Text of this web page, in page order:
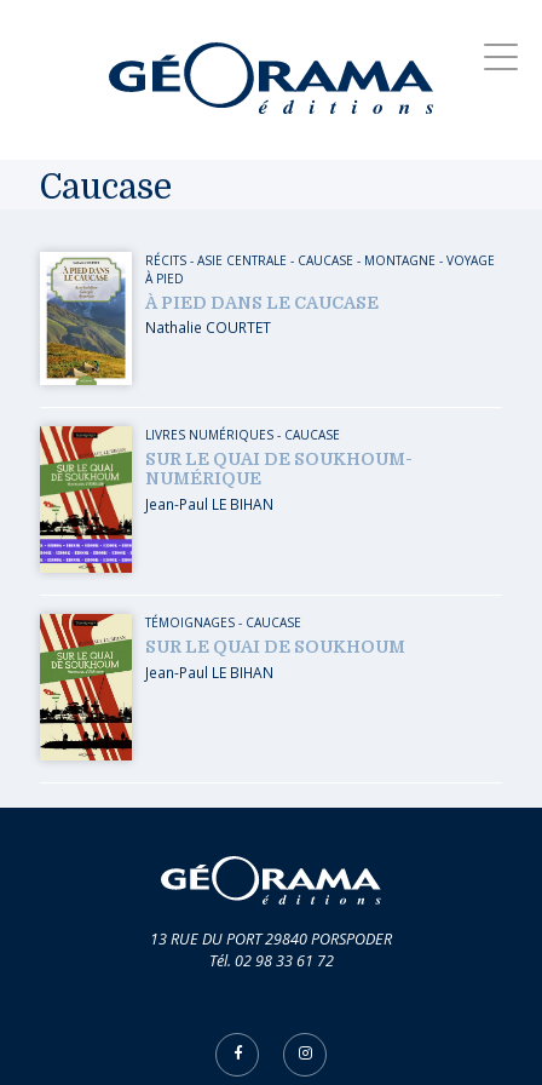
Caucase
RÉCITS- ASIE CENTRALE - CAUCASE - MONTAGNE - VOYAGE
À PIED
À PIED DANS LE CAUCASE
Nathalie COURTET
LIVRES NUMÉRIQUES- CAUCASE
SUR LE QUAI DE SOUKHOUM-
NUMÉRIQUE
Jean-Paul LE BIHAN
TÉMOIGNAGES- CAUCASE
SUR LE QUAI DE SOUKHOUM
Jean-Paul LE BIHAN
13 RUE DU PORT 29840 PORSPODER
Tél. 02 98 33 61 72